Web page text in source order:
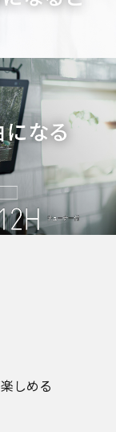
しめる